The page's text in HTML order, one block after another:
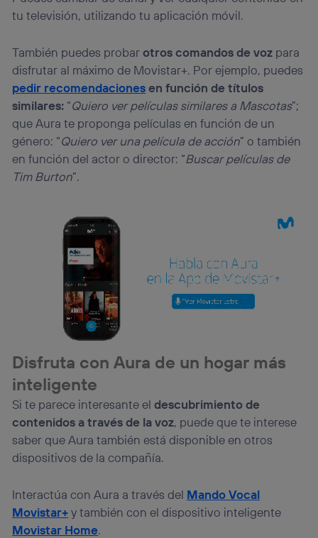
tu televisión, utilizando tu aplicación móvil.
También puedes probarotros comandos de voz para
disfrutar al máximo de Movistar+. Por ejemplo, puedes
pedir recomendacionesen función de títulos
similares: “Quiero ver películas similares a Mascotas”;
que Aura te proponga películas en función de un
género: “Quiero ver una película de acción” o también
en función del actor o director: “Buscar películas de
Tim Burton”.
Disfruta con Aura de un hogar más
inteligente
Si te parece interesante eldescubrimiento de
contenidos a través de la voz, puede que te interese
saber que Aura también está disponible en otros
dispositivos de la compañía.
Interactúa con Aura a través del Mando Vocal
Movistar+y también con el dispositivo inteligente
Movistar Home.